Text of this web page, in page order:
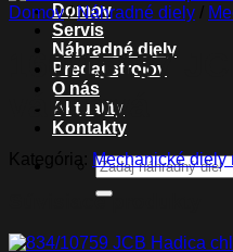
Domov
Servis
Náhradné diely
Predaj strojov
O nás
Aktuality
Kontakty
Hľadať:
Domov / Náhradné diely /
160/15137
vákuová
Kategória: Mechanické diely
Súvisiace produkty